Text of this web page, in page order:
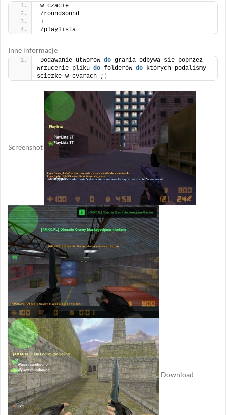
w czacie
/roundsound
i
/playlista
Inne informacje
Dodawanie utworow do grania odbywa sie poprzez
wrzucenie pliku do folderów do których podalismy
sciezke w cvarach ; )
Screenshot
Download